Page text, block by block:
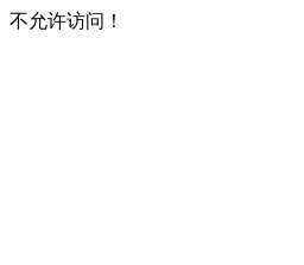
不允许访问！